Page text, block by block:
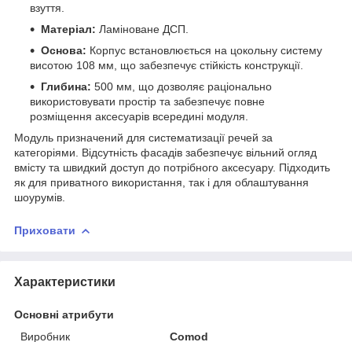
взуття.
Матеріал: Ламіноване ДСП.
Основа: Корпус встановлюється на цокольну систему
висотою 108 мм, що забезпечує стійкість конструкції.
Глибина: 500 мм, що дозволяє раціонально
використовувати простір та забезпечує повне
розміщення аксесуарів всередині модуля.
Модуль призначений для систематизації речей за
категоріями. Відсутність фасадів забезпечує вільний огляд
вмісту та швидкий доступ до потрібного аксесуару. Підходить
як для приватного використання, так і для облаштування
шоурумів.
Приховати
Характеристики
Основні атрибути
Виробник
Comod